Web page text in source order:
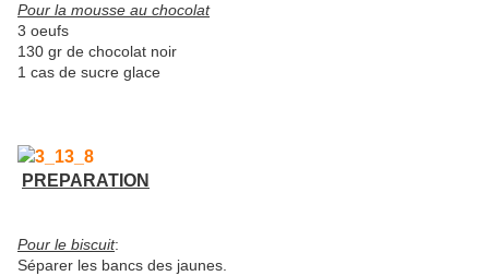
Pour la mousse au chocolat
3 oeufs
130 gr de chocolat noir
1 cas de sucre glace
PREPARATION
Pour le biscuit:
Séparer les bancs des jaunes.